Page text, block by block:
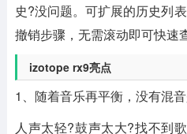
史?没问题。可扩展的历史列
撤销步骤，无需滚动即可快速
izotope rx9亮点
1、随着音乐再平衡，没有混音
人声太轻?鼓声太大?找不到